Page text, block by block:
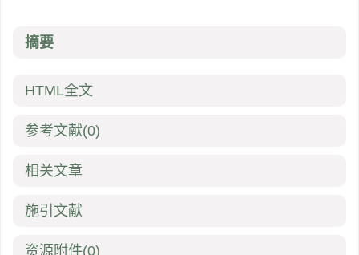
摘要
HTML全文
参考文献(0)
相关文章
施引文献
资源附件(0)